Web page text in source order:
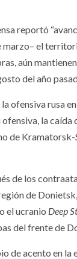
reportó
marzo– el
aún
del año
ofensiva rusa
la
de
de los
de
el ucranio Deep
del frente de
de acento en